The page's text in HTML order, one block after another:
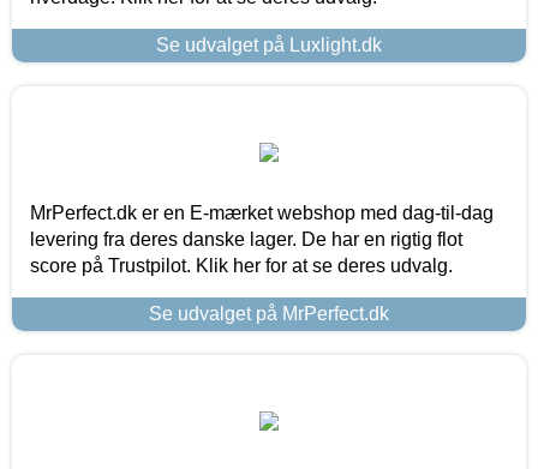
Se udvalget på Luxlight.dk
MrPerfect.dk er en E-mærket webshop med dag-til-dag
levering fra deres danske lager. De har en rigtig flot
score på Trustpilot. Klik her for at se deres udvalg.
Se udvalget på MrPerfect.dk